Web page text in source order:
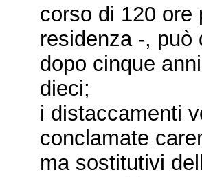
corso di 120 ore
residenza -, può
dopo cinque
dieci;
i distaccamenti
conclamate
ma sostitutivi